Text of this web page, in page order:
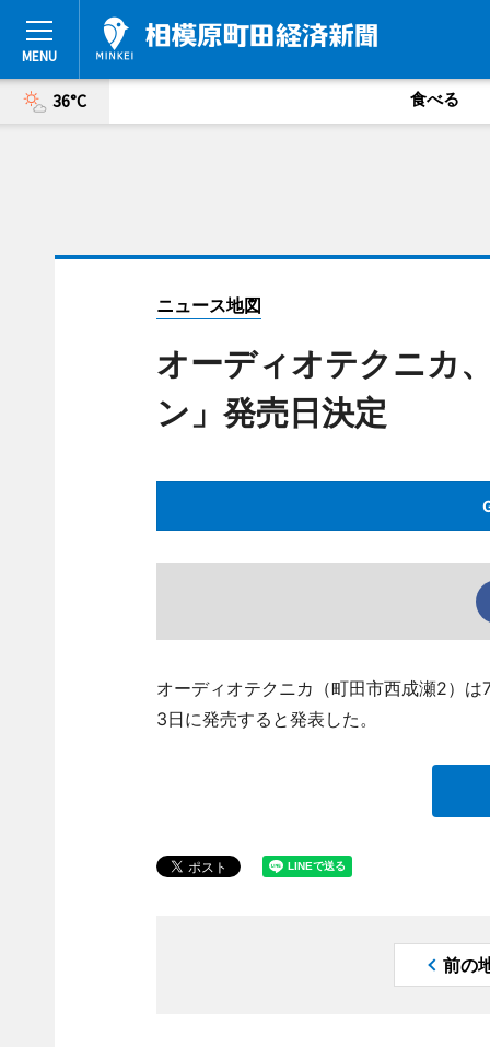
36°C 食べる
ニュース地図
オーディオテクニカ
ン」発売日決定
オーディオテクニカ（町田市西成瀬2）
3日に発売すると発表した。
前の